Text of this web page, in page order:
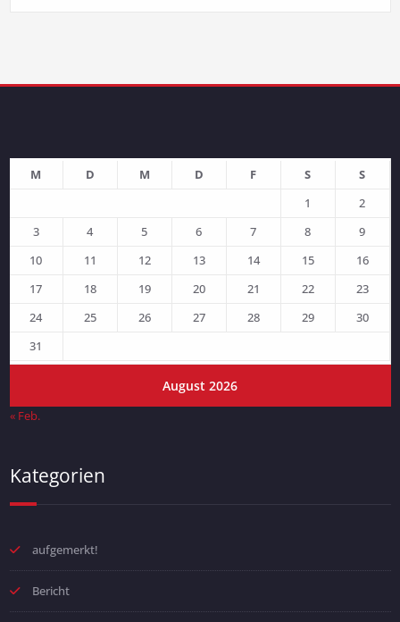
August 2026
M D M D F S
S
1
2
3
4 5 6 7 8
9
10
11 12 13 14 15
16
17
18 19 20 21 22
23
24
25 26 27 28 29
30
31
« Feb.
Kategorien
aufgemerkt!
Bericht